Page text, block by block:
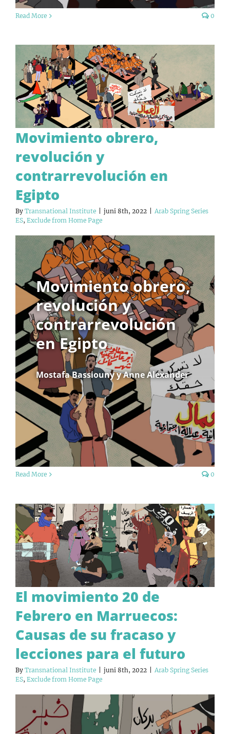
Read More 0
Movimiento obrero,
revolución y
contrarrevolución en
Egipto
By Transnational Institute juni 8th, 2022
Arab Spring Series
ES, Exclude from Home Page
Movimiento obrero,
revolución y
contrarrevolución
en Egipto
Mostafa Bassiouny y Anne Alexander
Read More 0
El movimiento 20 de
Febrero en Marruecos:
Causas de su fracaso y
lecciones para el futuro
By Transnational Institute juni 8th, 2022
Arab Spring Series
ES, Exclude from Home Page